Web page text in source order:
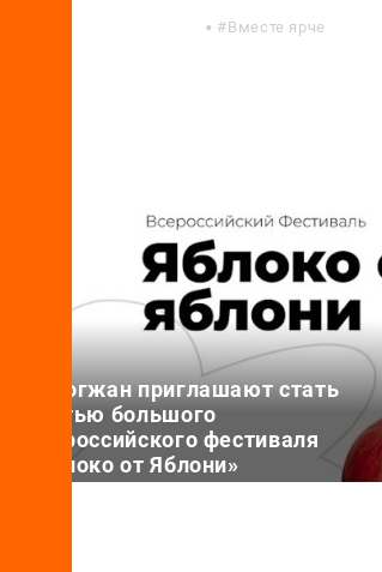
Вместе ярче
Вологжан приглашают стать
частью большого
Всероссийского фестиваля
«Яблоко от Яблони»